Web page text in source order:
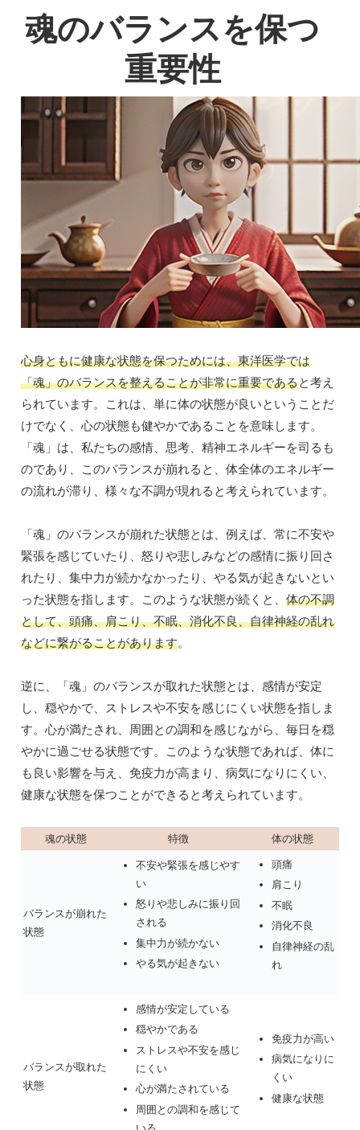
魂のバランスを保つ
重要性
心身ともに健康な状態を保つためには、東洋医学では
「魂」のバランスを整えることが非常に重要であると考え
られています。これは、単に体の状態が良いということだ
けでなく、心の状態も健やかであることを意味します。
「魂」は、私たちの感情、思考、精神エネルギーを司るも
のであり、このバランスが崩れると、体全体のエネルギー
の流れが滞り、様々な不調が現れると考えられています。
「魂」のバランスが崩れた状態とは、例えば、常に不安や
緊張を感じていたり、怒りや悲しみなどの感情に振り回さ
れたり、集中力が続かなかったり、やる気が起きないとい
った状態を指します。このような状態が続くと、 体の不調
として、頭痛、肩こり、不眠、消化不良、自律神経の乱れ
などに繋がることがあります。
逆に、「魂」のバランスが取れた状態とは、感情が安定
し、穏やかで、ストレスや不安を感じにくい状態を指しま
す。心が満たされ、周囲との調和を感じながら、毎日を穏
やかに過ごせる状態です。このような状態であれば、体に
も良い影響を与え、免疫力が高まり、病気になりにくい、
健康な状態を保つことができると考えられています。
魂の状態 特徴 体の状態
バランスが崩れた
状態
不安や緊張を感じやす
い
怒りや悲しみに振り回
される
集中力が続かない
やる気が起きない
頭痛
肩こり
不眠
消化不良
自律神経の乱
れ
バランスが取れた
状態
感情が安定している
穏やかである
ストレスや不安を感じ
にくい
心が満たされている
周囲との調和を感じて
免疫力が高い
病気になりに
くい
健康な状態